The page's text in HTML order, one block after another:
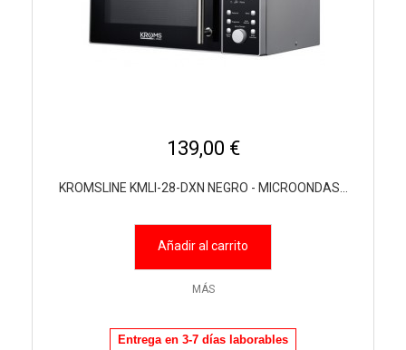
139,00 €
KROMSLINE KMLI-28-DXN NEGRO - MICROONDAS...
Añadir al carrito
MÁS
Entrega en 3-7 días laborables